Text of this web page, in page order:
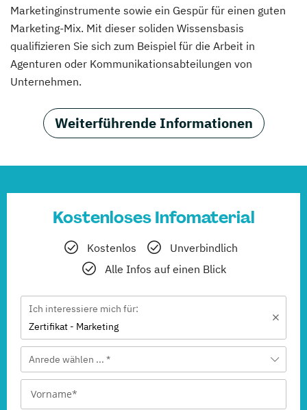
Marketinginstrumente sowie ein Gespür für einen guten
Marketing-Mix. Mit dieser soliden Wissensbasis
qualifizieren Sie sich zum Beispiel für die Arbeit in
Agenturen oder Kommunikationsabteilungen von
Unternehmen.
Weiterführende Informationen
Kostenloses Infomaterial
Kostenlos
Unverbindlich
Alle Infos auf einen Blick
Ich interessiere mich für:
Zertifikat - Marketing
Anrede wählen ... *